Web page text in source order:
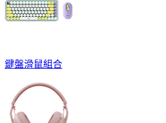
鍵盤滑鼠組合